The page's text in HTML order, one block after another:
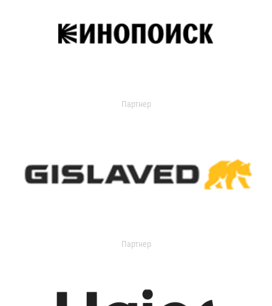
Партнер
Партнер